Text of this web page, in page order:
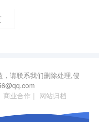
请联系我们删除处理,侵
商业合作 | 网站归档